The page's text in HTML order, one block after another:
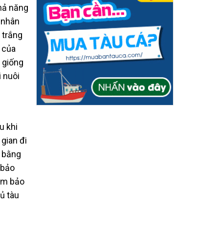
năng
trắng
giống
nuôi
khi
đi
bảo
tàu